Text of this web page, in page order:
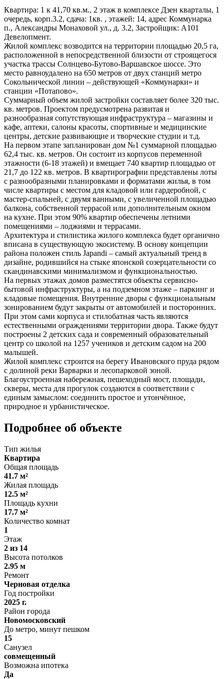
Квартира: 1 к 41,70 кв.м., 2 этаж в комплексе Дзен кварталы, 1
очередь, корп.3.2, сдача: 1кв. , этажей: 14, адрес Коммунарка
п., Александры Монаховой ул., д. 3.2, Застройщик: А101
Девелопмент.
Жилой комплекс возводится на территории площадью 20,5 га,
расположенной в непосредственной близости от строящегося
участка трассы Солнцево-Бутово-Варшавское шоссе. Это
место равноудалено на 650 метров от двух станций метро
Сокольнической линии – действующей «Коммунарки» и
станции «Потапово».
Суммарный объем жилой застройки составляет более 320 тыс.
кв. метров. Проектом предусмотрена развитая и
разнообразная сопутствующая инфраструктура – магазины и
кафе, аптеки, салоны красоты, спортивные и медицинские
центры, детские развивающие и творческие студии и т.д.
На первом этапе запланирован дом №1 суммарной площадью
62,4 тыс. кв. метров. Он состоит из корпусов переменной
этажности (6-18 этажей) и вмещает 740 квартир площадью от
21,7 до 122 кв. метров. В квартирографии представлены лоты
с разнообразными планировками и форматами жилья, в том
числе квартиры с местом для кладовой или гардеробной, с
мастер-спальней, с двумя ванными, с увеличенной площадью
балкона, собственной террасой или дополнительным окном
на кухне. При этом 90% квартир обеспечены летними
помещениями – лоджиями и террасами.
Архитектура и стилистика жилого комплекса будет органично
вписана в существующую экосистему. В основу концепции
района положен стиль Japandi – самый актуальный тренд в
дизайне, родившийся на стыке японской созерцательности со
скандинавскими минимализмом и функциональностью.
На первых этажах домов разместятся объекты сервисно-
бытовой инфраструктуры, а на подземном этаже – паркинг и
кладовые помещения. Внутренние дворы с функциональным
зонированием будут закрыты от автомобилей и посторонних.
При этом сами корпуса и стилобатная часть являются
естественными ограждениями территории двора. Также будут
построены 2 детских сада и современный образовательный
центр со школой на 1257 учеников и детским садом на 200
малышей.
Жилой комплекс строится на берегу Ивановского пруда рядом
с долиной реки Варварки и лесопарковой зоной.
Благоустроенная набережная, пешеходный мост, площади,
скверы, места для прогулок создаются в соответствии с
единым замыслом: соединить простое и утончённое,
природное и урбанистическое.
Подробнее об объекте
Тип жилья
Квартира
Общая площадь
41.7 м²
Жилая площадь
12.5 м²
Площадь кухни
17.7 м²
Количество комнат
1
Этаж
2 из 14
Высота потолков
2.95 м
Ремонт
Черновая отделка
Год постройки
2025 г.
Район города
Новомосковский
До метро, минут пешком
15
Санузел
совмещенный
Возможна ипотека
Да